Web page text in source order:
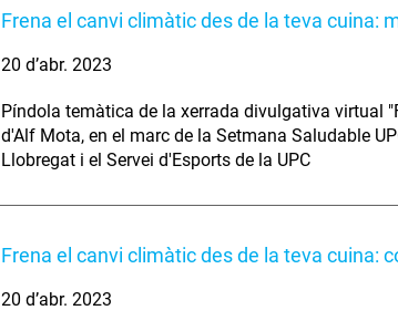
Frena el canvi climàtic des de la teva cuina:
20 d’abr. 2023
Píndola temàtica de la xerrada divulgativa virtual
d'Alf Mota, en el marc de la Setmana Saludable
Llobregat i el Servei d'Esports de la UPC
Frena el canvi climàtic des de la teva cuina:
20 d’abr. 2023